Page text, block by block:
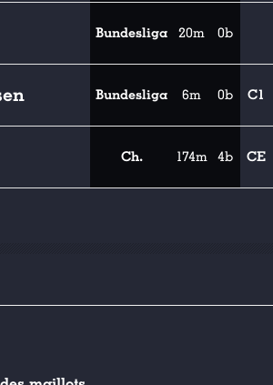
Bundesliga 20m 0b
Bundesliga 6m 0b C1
Ch. 174m 4b CE